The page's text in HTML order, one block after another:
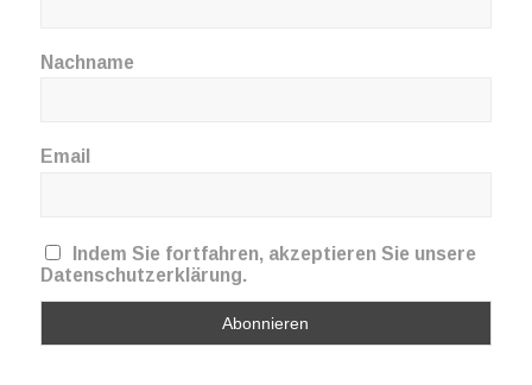
Nachname
Email
Indem Sie fortfahren, akzeptieren Sie unsere
Datenschutzerklärung.